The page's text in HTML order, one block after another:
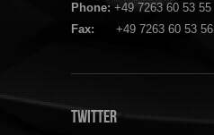
Phone: +49 7263 60 53 55
Fax: +49 7263 60 53 56
Twitter